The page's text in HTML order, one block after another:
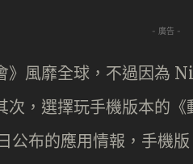
- 廣告 -
》風靡全球，不過因
次，選擇玩手機版本的
公布的應用情報，手機